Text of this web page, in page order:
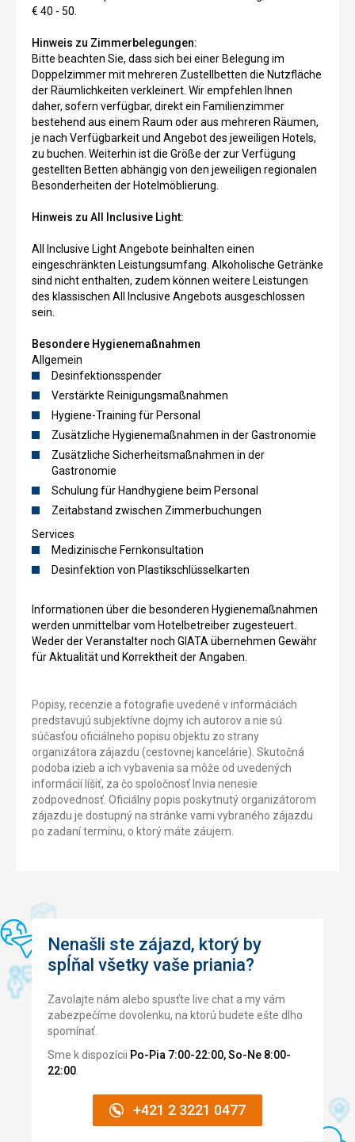
€ 40 - 50.
Hinweis zu Zimmerbelegungen:
Bitte beachten Sie, dass sich bei einer Belegung im
Doppelzimmer mit mehreren Zustellbetten die Nutzfläche
der Räumlichkeiten verkleinert. Wir empfehlen Ihnen
daher, sofern verfügbar, direkt ein Familienzimmer
bestehend aus einem Raum oder aus mehreren Räumen,
je nach Verfügbarkeit und Angebot des jeweiligen Hotels,
zu buchen. Weiterhin ist die Größe der zur Verfügung
gestellten Betten abhängig von den jeweiligen regionalen
Besonderheiten der Hotelmöblierung.
Hinweis zu All Inclusive Light:
All Inclusive Light Angebote beinhalten einen
eingeschränkten Leistungsumfang. Alkoholische Getränke
sind nicht enthalten, zudem können weitere Leistungen
des klassischen All Inclusive Angebots ausgeschlossen
sein.
Besondere Hygienemaßnahmen
Allgemein
Desinfektionsspender
Verstärkte Reinigungsmaßnahmen
Hygiene-Training für Personal
Zusätzliche Hygienemaßnahmen in der Gastronomie
Zusätzliche Sicherheitsmaßnahmen in der
Gastronomie
Schulung für Handhygiene beim Personal
Zeitabstand zwischen Zimmerbuchungen
Services
Medizinische Fernkonsultation
Desinfektion von Plastikschlüsselkarten
Informationen über die besonderen Hygienemaßnahmen
werden unmittelbar vom Hotelbetreiber zugesteuert.
Weder der Veranstalter noch GIATA übernehmen Gewähr
für Aktualität und Korrektheit der Angaben.
Popisy, recenzie a fotografie uvedené v informáciách
predstavujú subjektívne dojmy ich autorov a nie sú
súčasťou oficiálneho popisu objektu zo strany
organizátora zájazdu (cestovnej kancelárie). Skutočná
podoba izieb a ich vybavenia sa môže od uvedených
informácií líšiť, za čo spoločnosť Invia nenesie
zodpovednosť. Oficiálny popis poskytnutý organizátorom
zájazdu je dostupný na stránke vami vybraného zájazdu
po zadaní termínu, o ktorý máte záujem.
Nenašli ste zájazd, ktorý by
spĺňal všetky vaše priania?
Zavolajte nám alebo spusťte live chat a my vám
zabezpečíme dovolenku, na ktorú budete ešte dlho
spomínať.
Sme k dispozícii Po-Pia 7:00-22:00, So-Ne 8:00-
22:00.
+421 2 3221 0477